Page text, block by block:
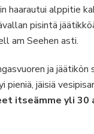
haarautui alppitie
pisintä
am Seehen asti.
ja
jäisiä
itseämme yli